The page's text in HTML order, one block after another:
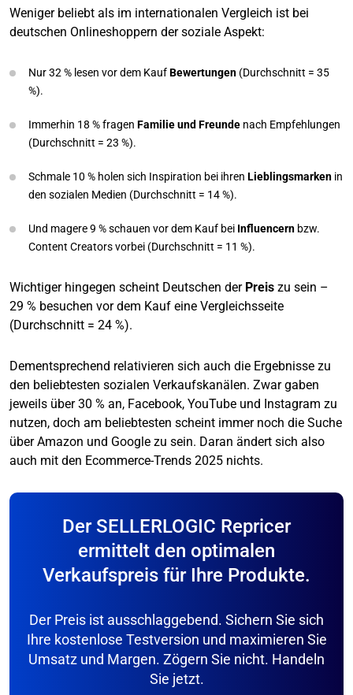
Weniger beliebt als im internationalen Vergleich ist bei
deutschen Onlineshoppern der soziale Aspekt:
Nur 32 % lesen vor dem KaufBewertungen (Durchschnitt = 35
%).
Immerhin 18 % fragen Familie und Freunde nach Empfehlungen
(Durchschnitt = 23 %).
Schmale 10 % holen sich Inspiration bei ihren Lieblingsmarken in
den sozialen Medien (Durchschnitt = 14 %).
Und magere 9 % schauen vor dem Kauf bei Influencern bzw.
Content Creators vorbei (Durchschnitt = 11 %).
Wichtiger hingegen scheint Deutschen der Preis zu sein –
29 % besuchen vor dem Kauf eine Vergleichsseite
(Durchschnitt = 24 %).
Dementsprechend relativieren sich auch die Ergebnisse zu
den beliebtesten sozialen Verkaufskanälen. Zwar gaben
jeweils über 30 % an, Facebook, YouTube und Instagram zu
nutzen, doch am beliebtesten scheint immer noch die Suche
über Amazon und Google zu sein. Daran ändert sich also
auch mit den Ecommerce-Trends 2025 nichts.
Der SELLERLOGIC Repricer
ermittelt den optimalen
Verkaufspreis für Ihre Produkte.
Der Preis ist ausschlaggebend. Sichern Sie sich
Ihre kostenlose Testversion und maximieren Sie
Umsatz und Margen. Zögern Sie nicht. Handeln
Sie jetzt.